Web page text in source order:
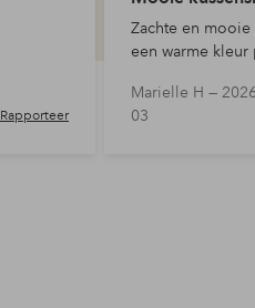
Rapporteer
Zachte en
een warme
kussenslopen
maat.
Marielle H —
03